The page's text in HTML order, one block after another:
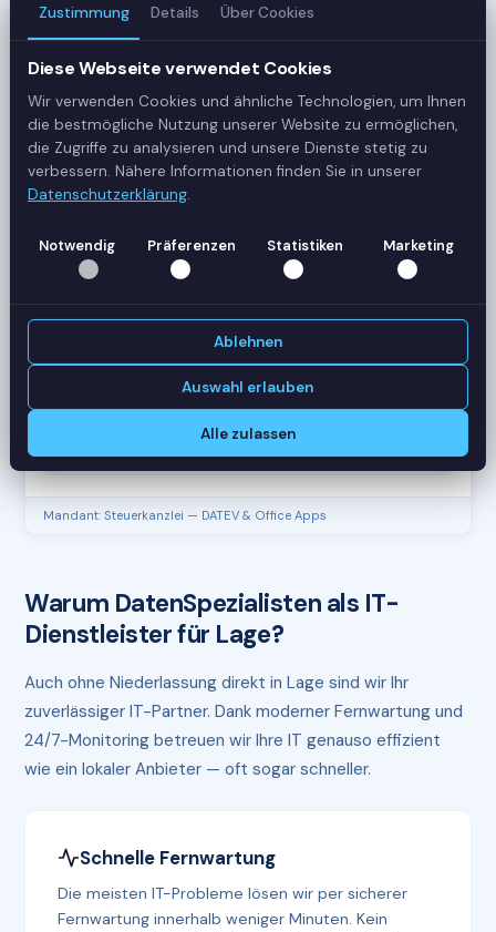
3
42
Sessions
SERVER-AUSLASTUNG
RDS-SRV01
18 Sessions
RAM
78%
RDS-SRV02
14 Sessions
RAM
61%
Mandant: Steuerkanzlei — DATEV & Office Apps
Warum DatenSpezialisten als IT-
Dienstleister für Lage?
Auch ohne Niederlassung direkt in Lage sind wir Ihr
zuverlässiger IT-Partner. Dank moderner Fernwartung und
24/7-Monitoring betreuen wir Ihre IT genauso effizient
wie ein lokaler Anbieter — oft sogar schneller.
Schnelle Fernwartung
Die meisten IT-Probleme lösen wir per sicherer
Fernwartung innerhalb weniger Minuten. Kein
Zustimmung Details Über Cookies
Diese Webseite verwendet Cookies
Wir verwenden Cookies und ähnliche Technologien, um Ihnen
die bestmögliche Nutzung unserer Website zu ermöglichen,
die Zugriffe zu analysieren und unsere Dienste stetig zu
verbessern. Nähere Informationen finden Sie in unserer
Datenschutzerklärung.
Notwendig Präferenzen Statistiken Marketing
Ablehnen
Auswahl erlauben
Alle zulassen